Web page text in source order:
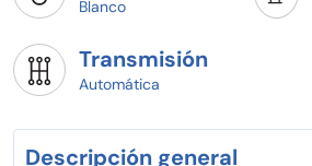
Blanco
Transmisión
Automática
Descripción general